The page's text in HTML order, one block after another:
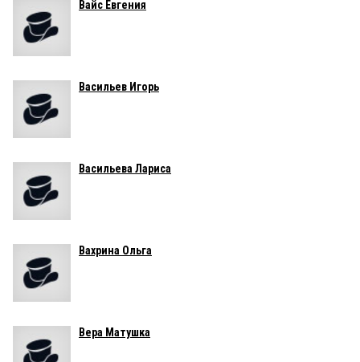
Вайс Евгения
Васильев Игорь
Васильева Лариса
Вахрина Ольга
Вера Матушка